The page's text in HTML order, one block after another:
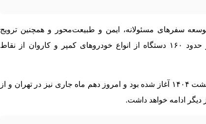
سفرهای مسئولانه، ایمن و طبیعت‌محور و همچنین ترویج
فرهنگ حفاظت از محیط‌زیست، با حضور حدود ۱۶۰ دستگاه از انواع خودروهای کمپر و کاروان از نقاط
این رویداد که در برخی استان‌ها، از ۶ اردیبهشت ۱۴۰۴ آغاز شده بود و امروز دهم ماه جاری نیز در تهران و از
ادامه خواهد داشت.